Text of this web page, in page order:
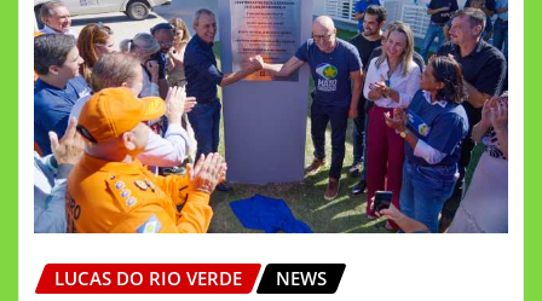
LUCAS DO RIO VERDE NEWS